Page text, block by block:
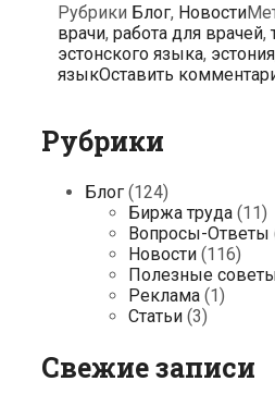
Рубрики Блог, Новости
врачи, работа для врачей,
эстонского языка, эстония
языкОставить
Рубрики
Блог (124)
Биржа труда (11)
Вопросы-Ответы
Новости (116)
Полезные
Реклама (1)
Статьи (3)
Свежие записи